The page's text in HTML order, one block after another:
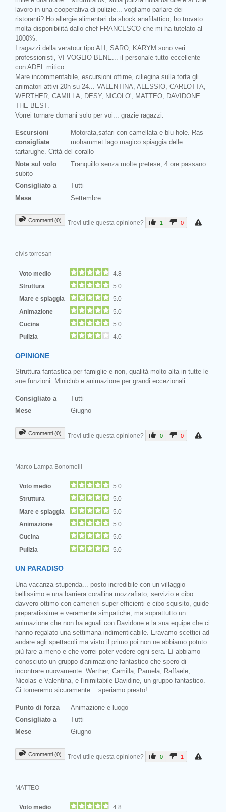
lavoro in una cooperativa di pulizie... vogliamo parlare dei
ristoranti? Ho allergie alimentari da shock anafilattico, ho trovato
molta disponibilità dallo chef FRANCESCO che mi ha tutelato al
1000%.
I ragazzi della veratour tipo ALI, SARO, KARYM sono veri
professionisti, VI VOGLIO BENE... il personale tutto eccellente
con ADEL mitico.
Mare incommentabile, escursioni ottime, ciliegina sulla torta gli
animatori attivi 20h su 24... VALENTINA, ALESSIO, CARLOTTA,
WERTHER, CAMILLA, DESY, NICOLO', MATTEO, DAVIDONE
THE BEST.
Vorrei tornare domani solo per voi... grazie ragazzi.
Escursioni
consigliate
Motorata,safari con camellata e blu hole. Ras
mohammet lago magico spiaggia delle
tartarughe. Città del corallo
Note sul volo
Tranquillo senza molte pretese, 4 ore passano
subito
Consigliato a
Tutti
Mese
Settembre
Commenti (0) Trovi utile questa opinione? 1 0
elvis torresan
Voto medio
4.8
Struttura
5.0
Mare e spiaggia
5.0
Animazione
5.0
Cucina
5.0
Pulizia
4.0
OPINIONE
Struttura fantastica per famiglie e non, qualità molto alta in tutte le
sue funzioni. Miniclub e animazione per grandi eccezionali.
Consigliato a
Tutti
Mese
Giugno
Commenti (0) Trovi utile questa opinione? 0 0
Marco Lampa Bonomelli
Voto medio
5.0
Struttura
5.0
Mare e spiaggia
5.0
Animazione
5.0
Cucina
5.0
Pulizia
5.0
UN PARADISO
Una vacanza stupenda... posto incredibile con un villaggio
bellissimo e una barriera corallina mozzafiato, servizio e cibo
davvero ottimo con camerieri super-efficienti e cibo squisito, guide
preparatissime e veramente simpatiche, ma soprattutto un
animazione che non ha eguali con Davidone e la sua equipe che ci
hanno regalato una settimana indimenticabile. Eravamo scettici ad
andare agli spettacoli ma visto il primo poi non ne abbiamo potuto
più fare a meno e che vorrei poter vedere ogni sera. Lì abbiamo
conosciuto un gruppo d'animazione fantastico che spero di
incontrare nuovamente. Werther, Camilla, Pamela, Raffaele,
Nicolas e Valentina, e l'inimitabile Davidine, un gruppo fantastico.
Ci torneremo sicuramente... speriamo presto!
Punto di forza
Animazione e luogo
Consigliato a
Tutti
Mese
Giugno
Commenti (0) Trovi utile questa opinione? 0 1
MATTEO
Voto medio 4.8